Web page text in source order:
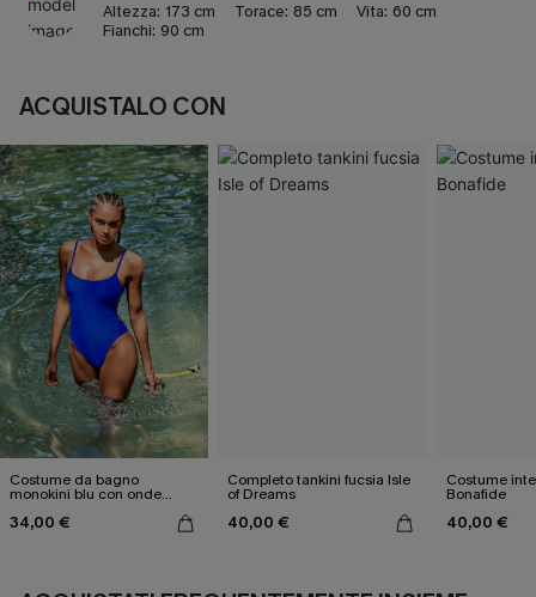
Altezza: 173 cm Torace: 85 cm Vita: 60 cm
Fianchi: 90 cm
ACQUISTALO CON
Costume da bagno
monokini blu con onde
34,00 €
Completo tankini fucsia Isle
of Dreams
40,00 €
Costume
Bonafide
40,00 €